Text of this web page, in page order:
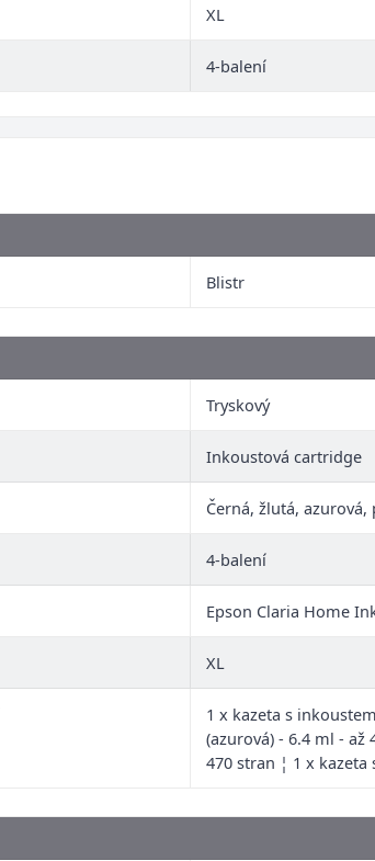
XL
4-balení
Blistr
Tryskový
Inkoustová cartridge
Černá, žlutá,
4-balení
Epson Claria Home
XL
1 x kazeta s
(azurová) - 6.4 ml -
470 stran ¦ 1 x